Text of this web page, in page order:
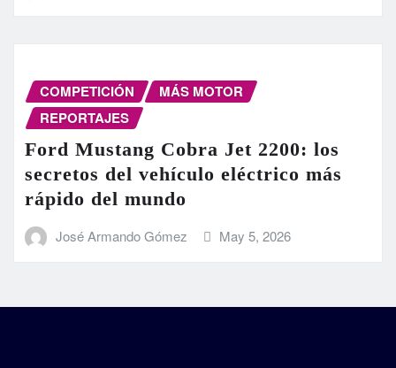
COMPETICIÓN
MÁS MOTOR
REPORTAJES
Ford Mustang Cobra Jet 2200: los
secretos del vehículo eléctrico más
rápido del mundo
José Armando Gómez May 5, 2026